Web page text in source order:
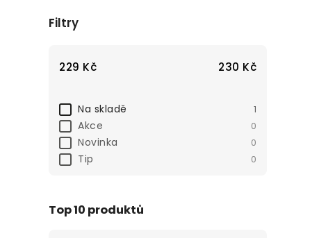
Filtry
229 Kč 230 Kč
Na skladě 1
Akce 0
Novinka 0
Tip 0
Top 10 produktů